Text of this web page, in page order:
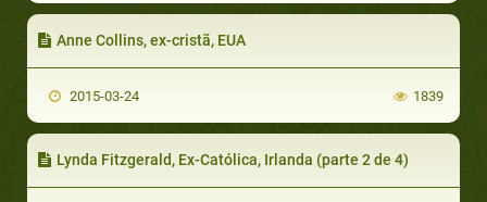
Anne Collins, ex-cristã, EUA
2015-03-24 1839
Lynda Fitzgerald, Ex-Católica, Irlanda (parte 2 de 4)